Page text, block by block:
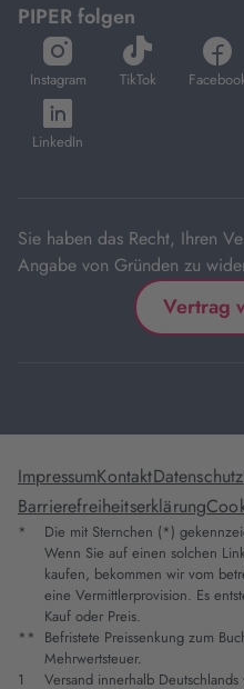
PIPER folgen
Instagram
öffnet
in
neuem
Tab
TikTok
öffnet
in
in
LinkedIn
öffnet
in
Sie haben das Recht, Ihren
Angabe von Gründen zu
Vertrag
ImpressumKontaktDatenschutz
Barrierefreiheitserklärung
*
Die mit Sternchen (*)
Wenn Sie auf einen solchen
kaufen, bekommen wir vom
eine Vermittlerprovision. Es
Kauf oder Preis.
** Befristete Preissenkung zum
Mehrwertsteuer.
1
Versand innerhalb